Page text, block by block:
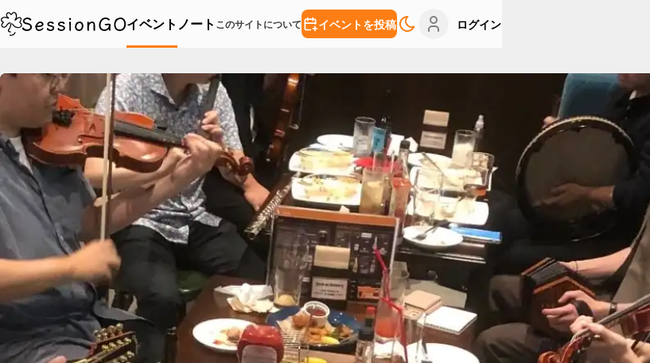
イベント ノート このサイトについて イベントを投稿 ログイン